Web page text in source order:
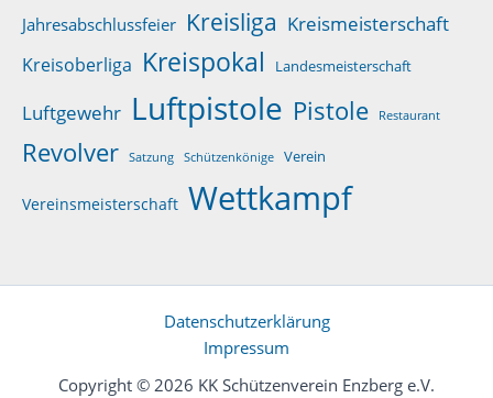
Jahresabschlussfeier Kreisliga Kreismeisterschaft
Kreisoberliga Kreispokal Landesmeisterschaft
Luftgewehr Luftpistole Pistole Restaurant
Revolver Satzung Schützenkönige Verein
Vereinsmeisterschaft Wettkampf
Datenschutzerklärung
Impressum
Copyright © 2026 KK Schützenverein Enzberg e.V.